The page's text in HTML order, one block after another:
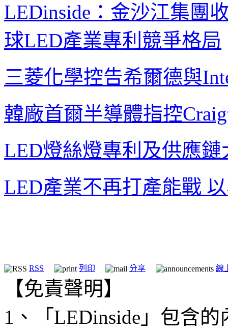
LEDinside：金沙江集團
球LED產業專利競爭格局
三菱化學控告希爾德與
韓廠首爾半導體指控
LED燈絲燈專利及供應鏈
LED產業不再打產能戰
RSS 列印 分享 線
【免責聲明】
1、「LEDinside」包含